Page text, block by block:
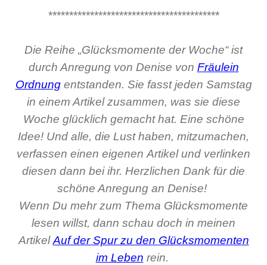
*****************************************
Die Reihe „Glücksmomente der Woche“ ist
durch Anregung von Denise von Fräulein
Ordnungentstanden. Sie fasst jeden Samstag
in einem Artikel zusammen, was sie diese
Woche glücklich gemacht hat. Eine schöne
Idee! Und alle, die Lust haben, mitzumachen,
verfassen einen eigenen Artikel und verlinken
diesen dann bei ihr. Herzlichen Dank für die
schöne Anregung an Denise!
Wenn Du mehr zum Thema Glücksmomente
lesen willst, dann schau doch in meinen
ArtikelAuf der Spur zu den Glücksmomenten
im Leben rein.